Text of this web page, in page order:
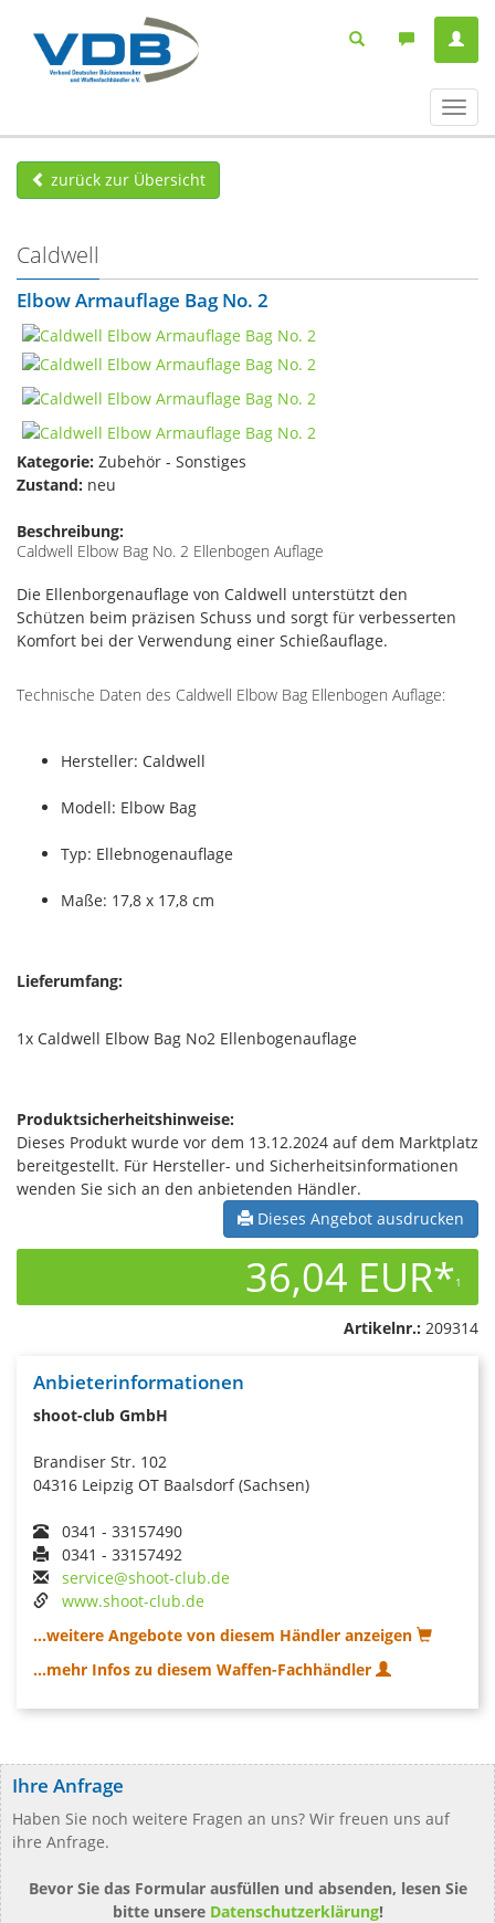
ein-/
zurück zur Übersicht
Caldwell
Elbow Armauflage Bag No. 2
Kategorie: Zubehör - Sonstiges
Zustand: neu
Beschreibung:
Caldwell Elbow Bag No. 2 Ellenbogen Auflage
Die Ellenborgenauflage von Caldwell unterstützt den
Schützen beim präzisen Schuss und sorgt für verbesserten
Komfort bei der Verwendung einer Schießauflage.
Technische Daten des Caldwell Elbow Bag Ellenbogen Auflage:
Hersteller: Caldwell
Modell: Elbow Bag
Typ: Ellebnogenauflage
Maße: 17,8 x 17,8 cm
Lieferumfang:
1x Caldwell Elbow Bag No2 Ellenbogenauflage
Produktsicherheitshinweise:
Dieses Produkt wurde vor dem 13.12.2024 auf dem Marktplatz
bereitgestellt. Für Hersteller- und Sicherheitsinformationen
wenden Sie sich an den anbietenden Händler.
Dieses Angebot ausdrucken
36,04 EUR*1
Artikelnr.: 209314
Anbieterinformationen
shoot-club GmbH
Brandiser Str. 102
04316 Leipzig OT Baalsdorf (Sachsen)
0341 - 33157490
0341 - 33157492
service@shoot-club.de
www.shoot-club.de
...weitere Angebote von diesem Händler anzeigen
...mehr Infos zu diesem Waffen-Fachhändler
Ihre Anfrage
Haben Sie noch weitere Fragen an uns? Wir freuen uns auf
ihre Anfrage.
Bevor Sie das Formular ausfüllen und absenden, lesen Sie
bitte unsere Datenschutzerklärung!